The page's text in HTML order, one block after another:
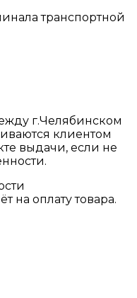
транспортной
г.Челябинском
клиентом
выдачи, если не
на оплату товара.